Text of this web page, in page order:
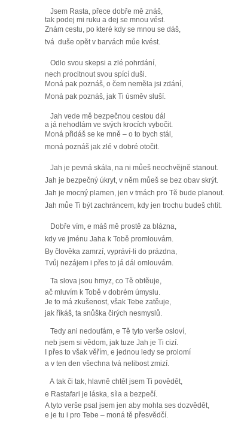
Jsem Rasta, přece dobře mě znáš,
tak podej mi ruku a dej se mnou vést.
Znám cestu, po které kdy se mnou se dáš,
tvá duše opět v barvách můe kvést.
Odlo svou skepsi a zlé pohrdání,
nech procitnout svou spící duši.
Moná pak poznáš, o čem neměla jsi zdání,
Moná pak poznáš, jak Ti úsměv sluší.
Jah vede mě bezpečnou cestou dál
a já nehodlám ve svých krocích vybočit.
Moná přidáš se ke mně – o to bych stál,
moná poznáš jak zlé v dobré otočit.
Jah je pevná skála, na ni můeš neochvějně stanout.
Jah je bezpečný úkryt, v něm můeš se bez obav skrýt.
Jah je mocný plamen, jen v tmách pro Tě bude planout.
Jah můe Ti být zachráncem, kdy jen trochu budeš chtít.
Dobře vím, e máš mě prostě za blázna,
kdy ve jménu Jaha k Tobě promlouvám.
By člověka zamrzí, vypráví-li do prázdna,
Tvůj nezájem i přes to já dál omlouvám.
Ta slova jsou hmyz, co Tě obtěuje,
ač mluvím k Tobě v dobrém úmyslu.
Je to má zkušenost, však Tebe zatěuje,
jak říkáš, ta snůška čirých nesmyslů.
Tedy ani nedoufám, e Tě tyto verše osloví,
neb jsem si vědom, jak tuze Jah je Ti cizí.
I přes to však věřím, e jednou ledy se prolomí
a v ten den všechna tvá nelibost zmizí.
A tak či tak, hlavně chtěl jsem Ti povědět,
e Rastafari je láska, síla a bezpečí.
A tyto verše psal jsem jen aby mohla ses dozvědět,
e je tu i pro Tebe – moná tě přesvědčí.